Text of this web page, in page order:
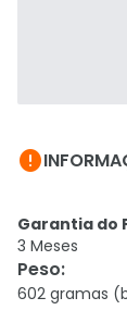

Garantia do
3 Meses
Peso:
602 gramas